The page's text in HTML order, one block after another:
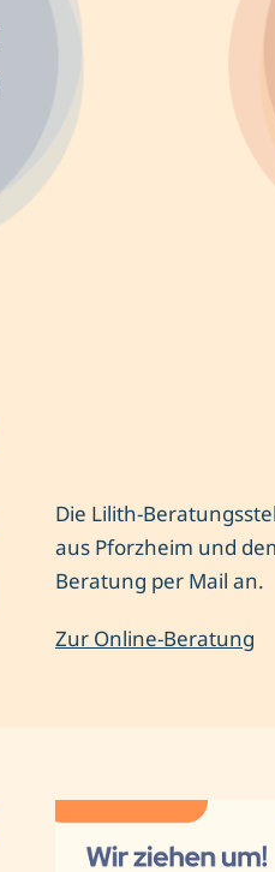
Die Lilith-
aus Pforzheim und
Beratung per Mail an.
Zur Online-Beratung